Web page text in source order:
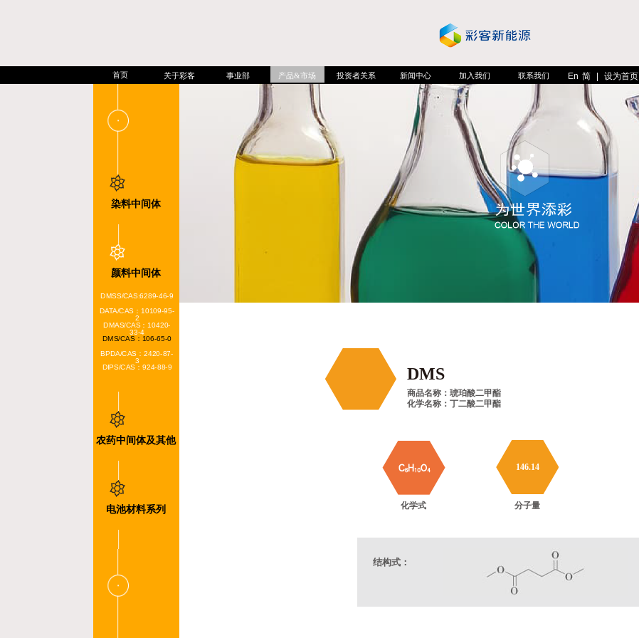
首页 关于彩客 事业部 产品&市场 投资者关系 新闻中心 加入我们 联系我们 En 简 设为首页
染料中间体
DSD酸/CAS号: 81-11-8
DNTS/CAS号：128-
颜料中间体
DMSS/CAS:6289-46-9
DATA/CAS：10109-95-
2
DMAS/CAS：10420-
33-4
DMS/CAS：106-65-0
BPDA/CAS：2420-87-
3
DIPS/CAS：924-88-9
农药中间体及其他
PNT/CAS号:99-99-0
MNT/CAS号:99-08-1
OT/CAS号:95-53-4
电池材料系列
NMP/CAS号:872-50-4
DMS
商品名称：琥珀酸二甲酯
化学名称：丁二酸二甲酯
化学式
146.14
分子量
结构式：